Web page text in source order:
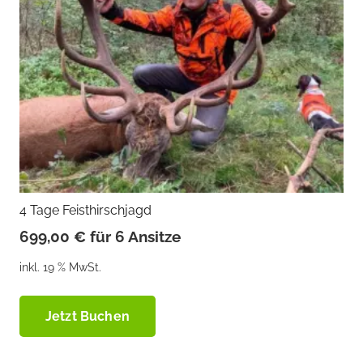
4 Tage Feisthirschjagd
699,00 € für 6 Ansitze
inkl. 19 % MwSt.
Jetzt Buchen